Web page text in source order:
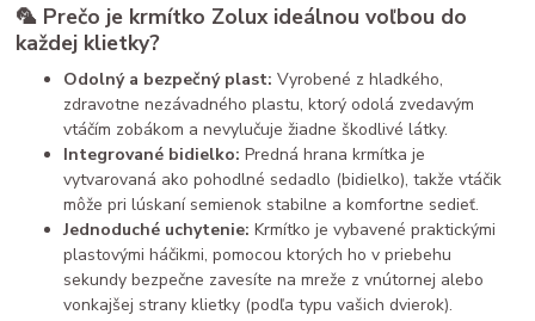
🦜 Prečo je krmítko Zolux ideálnou voľbou do
každej klietky?
Odolný a bezpečný plast: Vyrobené z hladkého,
zdravotne nezávadného plastu, ktorý odolá zvedavým
vtáčím zobákom a nevylučuje žiadne škodlivé látky.
Integrované bidielko: Predná hrana krmítka je
vytvarovaná ako pohodlné sedadlo (bidielko), takže vtáčik
môže pri lúskaní semienok stabilne a komfortne sedieť.
Jednoduché uchytenie: Krmítko je vybavené praktickými
plastovými háčikmi, pomocou ktorých ho v priebehu
sekundy bezpečne zavesíte na mreže z vnútornej alebo
vonkajšej strany klietky (podľa typu vašich dvierok).